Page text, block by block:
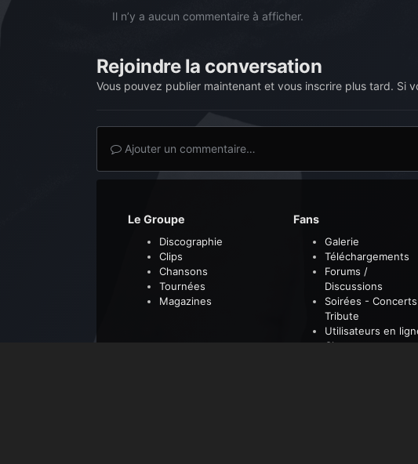
Il n’y a aucun commentaire à afficher.
Rejoindre la conversation
Vous pouvez publier maintenant et vous inscrire plus tard. Si
Ajouter un commentaire…
Le Groupe
Discographie
Clips
Chansons
Tournées
Magazines
Fans
Galerie
Téléchargements
Forums /
Discussions
Soirées - Concerts
Tribute
Utilisateurs en
Classement